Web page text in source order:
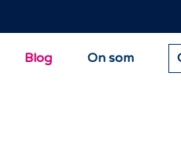
Blog On som